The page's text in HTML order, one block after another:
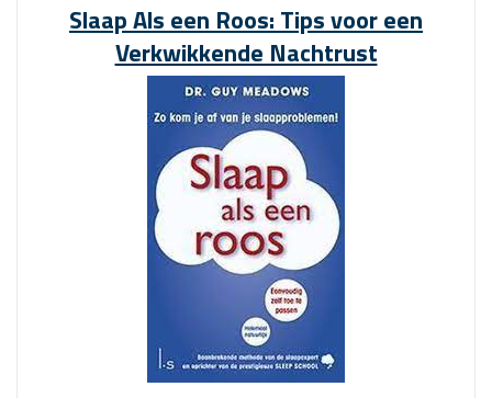
E
Supplement
voor
je
Gezondheid”
Slaap Als een Roos: Tips voor een
Verkwikkende Nachtrust